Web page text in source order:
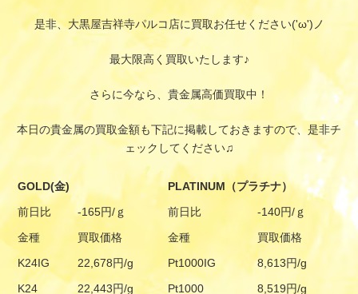
是非、大黒屋吉祥寺パルコ店に買取お任せください('ω')ノ
最大限高く買取いたします♪
さらに今なら、貴金属高価買取中！
本日の貴金属の買取金額も下記に掲載しておきますので、是非チ
ェックしてください♫
GOLD(金)
PLATINUM（プラチナ）
前日比
-165円/ｇ 前日比
-140円/ｇ
金種
買取価格 金種
買取価格
K24IG
22,678円/g Pt1000IG
8,613円/g
K24
22,443円/g Pt1000
8,519円/g